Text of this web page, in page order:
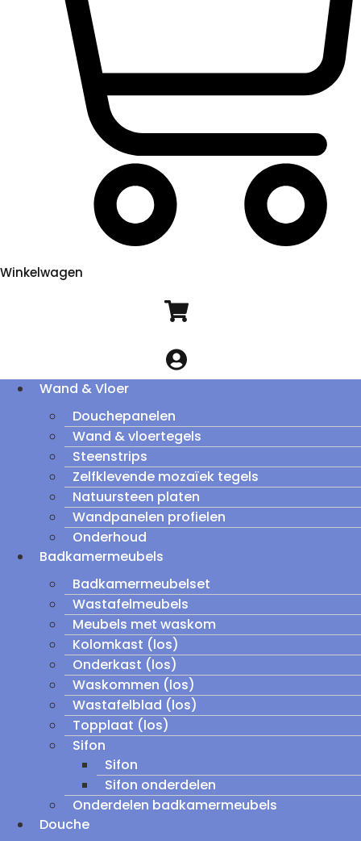
Winkelwagen
Wand & Vloer
Douchepanelen
Wand & vloertegels
Steenstrips
Zelfklevende mozaïek tegels
Natuursteen platen
Wandpanelen profielen
Onderhoud
Badkamermeubels
Badkamermeubelset
Wastafelmeubels
Meubels met waskom
Kolomkast (los)
Onderkast (los)
Waskommen (los)
Wastafelblad (los)
Topplaat (los)
Sifon
Sifon
Sifon onderdelen
Onderdelen badkamermeubels
Douche